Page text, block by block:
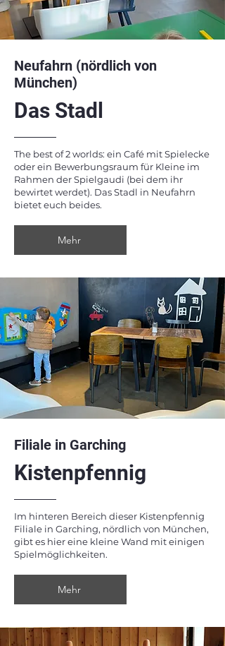
Neufahrn (nördlich von
München)
Das Stadl
The best of 2 worlds: ein Café mit Spielecke
oder ein Bewerbungsraum für Kleine im
Rahmen der Spielgaudi (bei dem ihr
bewirtet werdet). Das Stadl in Neufahrn
bietet euch beides.
Mehr
Filiale in Garching
Kistenpfennig
Im hinteren Bereich dieser Kistenpfennig
Filiale in Garching, nördlich von München,
gibt es hier eine kleine Wand mit einigen
Spielmöglichkeiten.
Mehr